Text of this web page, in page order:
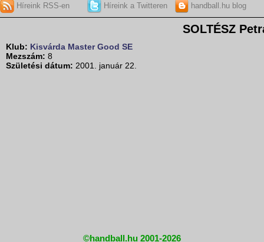
Híreink RSS-en Híreink a Twitteren handball.hu blog
SOLTÉSZ
Klub: Kisvárda Master Good SE
Mezszám: 8
Születési dátum: 2001. január 22.
©handball.hu 2001-2026